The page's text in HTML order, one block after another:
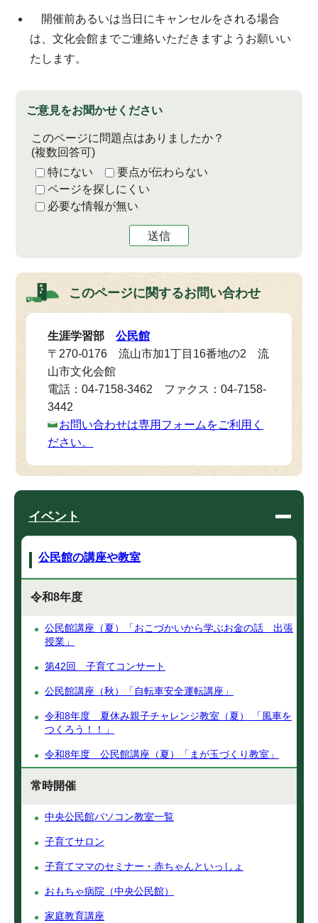
開催前あるいは当日にキャンセルをされる場合
は、文化会館までご連絡いただきますようお願いい
たします。
ご意見をお聞かせください
このページに問題点はありましたか？
(複数回答可)
特にない
要点が伝わらない
ページを探しにくい
必要な情報が無い
送信
このページに関するお問い合わせ
生涯学習部公民館
〒270-0176 流山市加1丁目16番地の2 流
山市文化会館
電話：04-7158-3462 ファクス：04-7158-
3442
お問い合わせは専用フォームをご利用く
ださい。
イベント
公民館の講座や教室
令和8年度
公民館講座（夏）「おこづかいから学ぶお金の話 出張
授業」
第42回 子育てコンサート
公民館講座（秋）「自転車安全運転講座」
令和8年度 夏休み親子チャレンジ教室（夏） 「風車を
つくろう！！」
令和8年度 公民館講座（夏）「まが玉づくり教室」
常時開催
中央公民館パソコン教室一覧
子育てサロン
子育てママのセミナー・赤ちゃんといっしょ
おもちゃ病院（中央公民館）
家庭教育講座